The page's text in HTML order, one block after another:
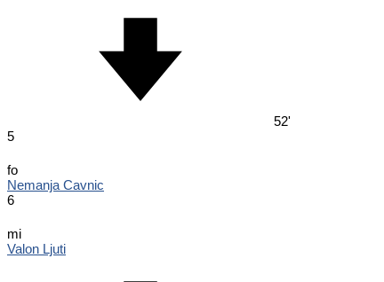
52'
5
fo
Nemanja Cavnic
6
mi
Valon Ljuti